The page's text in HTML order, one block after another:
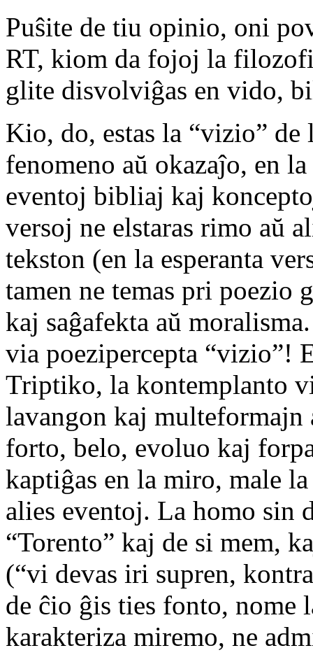
Puŝite de tiu opinio, oni
RT, kiom da fojoj la
glite disvolviĝas en vido,
Kio, do, estas la “vizio” de
fenomeno aŭ okazaĵo, en
eventoj bibliaj kaj
versoj ne elstaras rimo aŭ
tekston (en la esperanta
tamen ne temas pri poezio
kaj saĝafekta aŭ
via poezipercepta “vizio”!
Triptiko, la kontemplanto
lavangon kaj
forto, belo, evoluo kaj
kaptiĝas en la miro, male
alies eventoj. La homo sin
“Torento” kaj de si mem,
(“vi devas iri supren,
de ĉio ĝis ties fonto, nome
karakteriza miremo, ne